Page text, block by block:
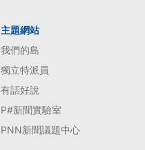
主題網站
我們的島
獨立特派員
有話好說
P#新聞實驗室
PNN新聞議題中心